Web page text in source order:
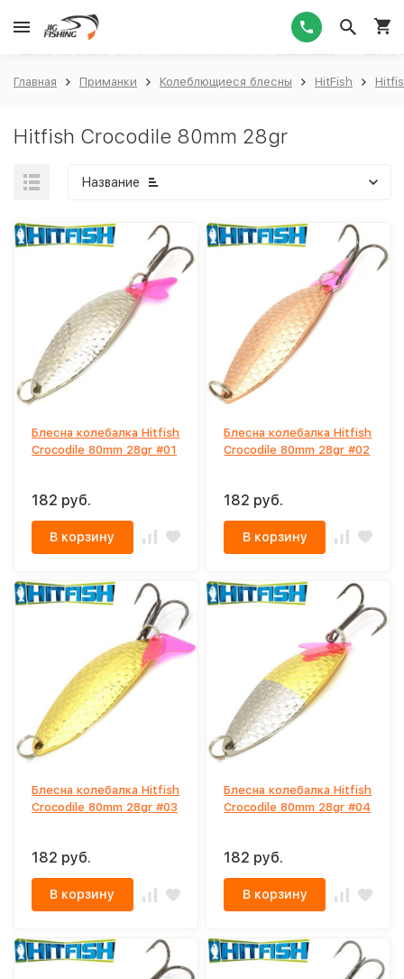
Главная Приманки Колеблющиеся блесны HitFish
Hitfish Crocodile 80mm 28gr
Название
Блесна колебалка Hitfish
Crocodile 80mm 28gr #01
182 руб.
В корзину
Блесна колебалка Hitfish
Crocodile 80mm 28gr #02
182 руб.
В корзину
Блесна колебалка Hitfish
Crocodile 80mm 28gr #03
182 руб.
В корзину
Блесна колебалка Hitfish
Crocodile 80mm 28gr #04
182 руб.
В корзину